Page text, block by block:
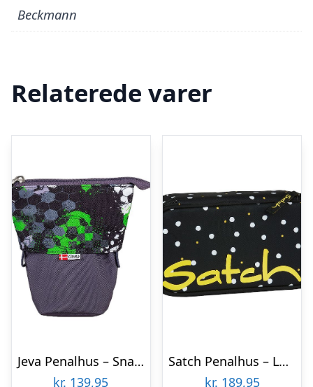
Beckmann
Relaterede varer
Jeva Penalhus – Snap – All Ball
kr. 139,95
Satch Penalhus – Lazy Daisy
kr. 189,95